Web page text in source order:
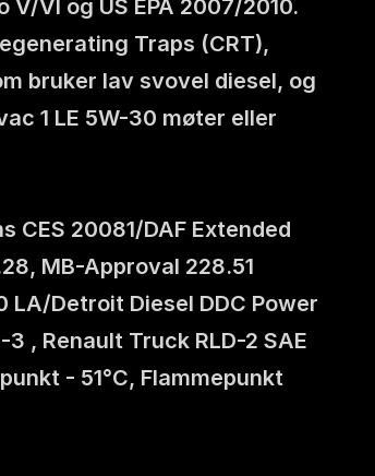
VI og US EPA 2007/2010.
Traps (CRT),
bruker lav svovel diesel, og
1 LE 5W-30 møter eller
CES 20081/DAF Extended
MB-Approval 228.51
LA/Detroit Diesel DDC Power
, Renault Truck RLD-2 SAE
- 51°C, Flammepunkt